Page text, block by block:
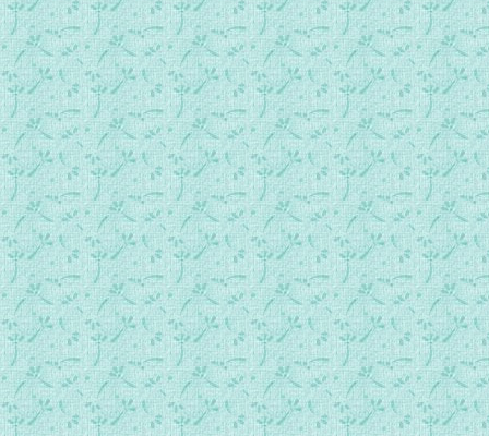
037.摩西成为王子.mp3
038.摩西逃命.mp3
039.摩西蒙召领以色列人.mp3
040.摩西和亚伦见法老.mp3
041.埃及的十灾.mp3
042.第一个逾越节.mp3
043.过红海.mp3
044.旷野中的吗哪和水.mp3
045.叶特罗见摩西.mp3
046.十条诫命.mp3
047.金牛犊.mp3